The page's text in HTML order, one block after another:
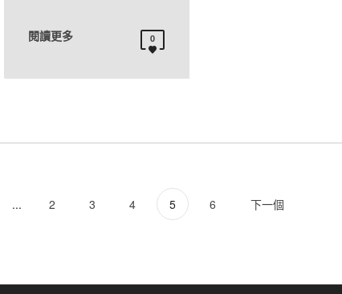
閱讀更多 0
... 2 3 4 5 6 下一個